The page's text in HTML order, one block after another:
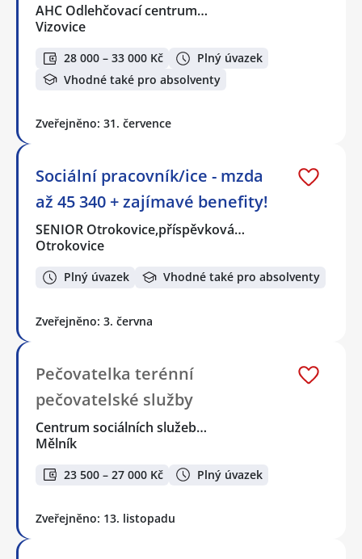
AHC Odlehčovací centrum…
Vizovice
28 000 – 33 000 Kč
Plný úvazek
Vhodné také pro absolventy
Zveřejněno: 31. července
Sociální pracovník/ice - mzda
až 45 340 + zajímavé benefity!
SENIOR Otrokovice,příspěvková…
Otrokovice
Plný úvazek Vhodné také pro absolventy
Zveřejněno: 3. června
Pečovatelka terénní
pečovatelské služby
Centrum sociálních služeb…
Mělník
23 500 – 27 000 Kč Plný úvazek
Zveřejněno: 13. listopadu